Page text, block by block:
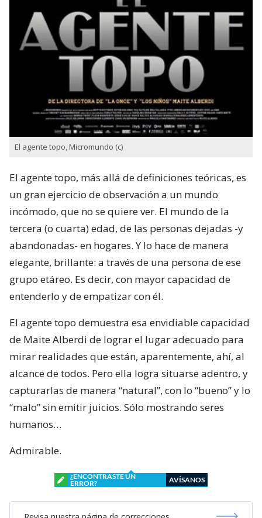
El agente topo, Micromundo (c)
El agente topo, más allá de definiciones teóricas, es
un gran ejercicio de observación a un mundo
incómodo, que no se quiere ver. El mundo de la
tercera (o cuarta) edad, de las personas dejadas -y
abandonadas- en hogares. Y lo hace de manera
elegante, brillante: a través de una persona de ese
grupo etáreo. Es decir, con mayor capacidad de
entenderlo y de empatizar con él.
El agente topo demuestra esa envidiable capacidad
de Maite Alberdi de lograr el lugar adecuado para
mirar realidades que están, aparentemente, ahí, al
alcance de todos. Pero ella logra situarse adentro, y
capturarlas de manera “natural”, con lo “bueno” y lo
“malo” sin emitir juicios. Sólo mostrando seres
humanos…
Admirable.
¿ENCONTRASTE UN
ERROR?
AVÍSANOS